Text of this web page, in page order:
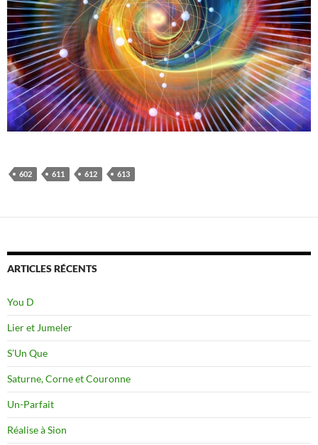
602 611 612 613
ARTICLES RÉCENTS
You D
Lier et Jumeler
S’Un Que
Saturne, Corne et Couronne
Un-Parfait
Réalise à Sion